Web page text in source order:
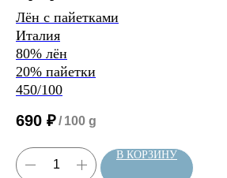
Лён с пайетками
Италия
80% лён
20% пайетки
450/100
690 ₽/ 100 g
В КОРЗИНУ
Расчет метража 3 артикула
Расчет метража 4 артикула
Расчет метража 5